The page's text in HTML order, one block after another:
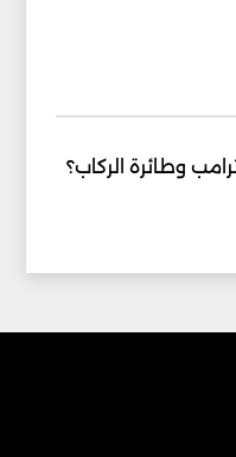
وطائرة الركاب؟